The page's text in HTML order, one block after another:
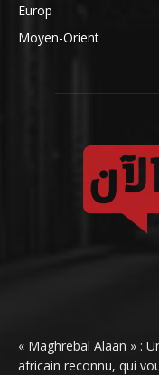
Europ
Moyen-Orient
« Maghrebal Alaan » :
africain reconnu, qui